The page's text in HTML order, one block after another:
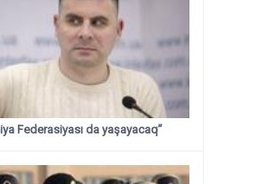
Federasiyası da yaşayacaq”